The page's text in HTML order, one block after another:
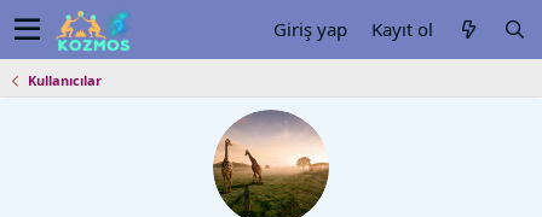
Giriş yap Kayıt ol
Kullanıcılar